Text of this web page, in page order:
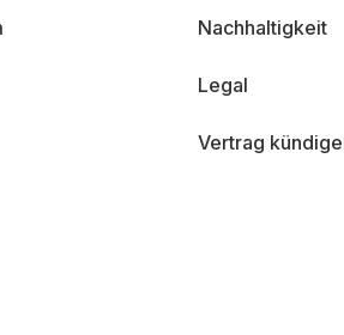
Nachhaltigkeit
Legal
Vertrag